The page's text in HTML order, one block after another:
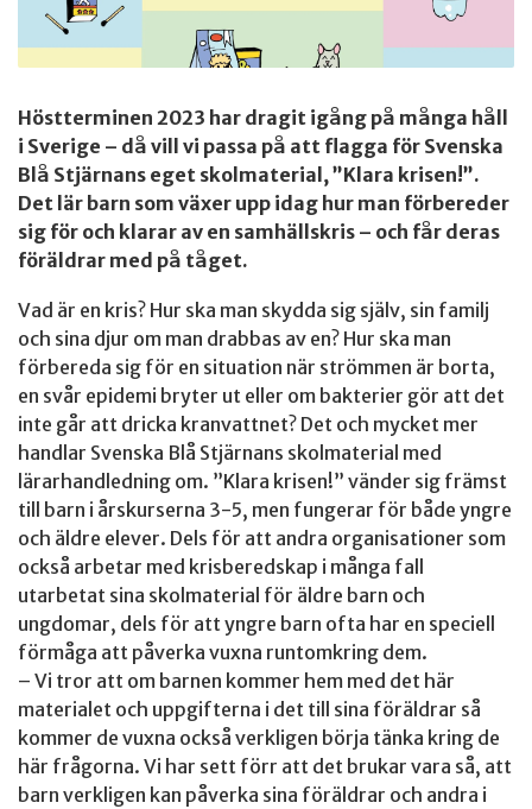
Höstterminen 2023 har dragit igång på många håll
i Sverige – då vill vi passa på att flagga för Svenska
Blå Stjärnans eget skolmaterial, ”Klara krisen!”.
Det lär barn som växer upp idag hur man förbereder
sig för och klarar av en samhällskris – och får deras
föräldrar med på tåget.
Vad är en kris? Hur ska man skydda sig själv, sin familj
och sina djur om man drabbas av en? Hur ska man
förbereda sig för en situation när strömmen är borta,
en svår epidemi bryter ut eller om bakterier gör att det
inte går att dricka kranvattnet? Det och mycket mer
handlar Svenska Blå Stjärnans skolmaterial med
lärarhandledning om. ”Klara krisen!” vänder sig främst
till barn i årskurserna 3-5, men fungerar för både yngre
och äldre elever. Dels för att andra organisationer som
också arbetar med krisberedskap i många fall
utarbetat sina skolmaterial för äldre barn och
ungdomar, dels för att yngre barn ofta har en speciell
förmåga att påverka vuxna runtomkring dem.
– Vi tror att om barnen kommer hem med det här
materialet och uppgifterna i det till sina föräldrar så
kommer de vuxna också verkligen börja tänka kring de
här frågorna. Vi har sett förr att det brukar vara så, att
barn verkligen kan påverka sina föräldrar och andra i